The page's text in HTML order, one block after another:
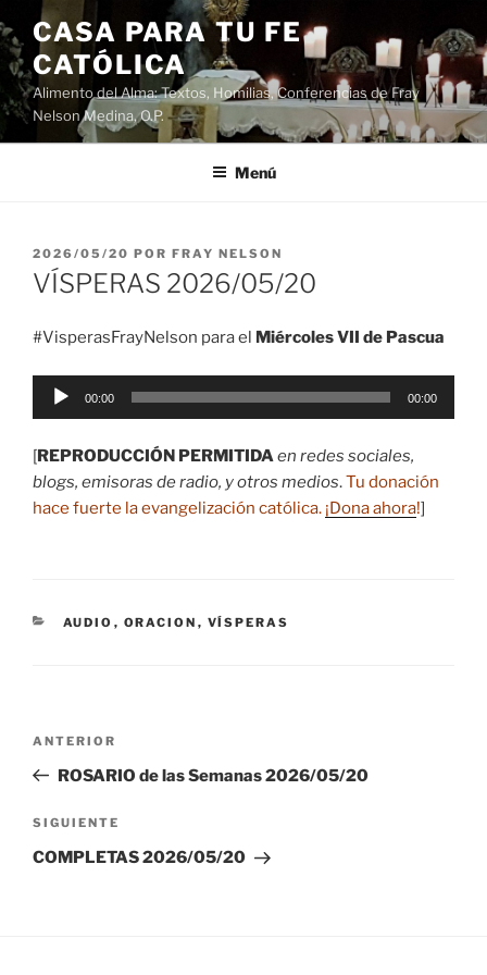
Saltar
al
contenido
CASA PARA TU FE
CATÓLICA
Alimento del Alma: Textos, Homilias, Conferencias de Fray
Nelson Medina, O.P.
Menú
PUBLICADO
EL
2026/05/20 POR FRAY NELSON
VÍSPERAS 2026/05/20
#VisperasFrayNelson para el Miércoles VII de Pascua
Reproductor
00:00 00:00
[REPRODUCCIÓN PERMITIDAen redes sociales,
blogs, emisoras de radio, y otros medios.Tu donación
hace fuerte la evangelización católica. ¡Dona ahora!]
CATEGORÍAS
AUDIO , ORACION , VÍSPERAS
entradas
Entrada
anterior:
ANTERIOR
ROSARIO de las Semanas 2026/05/20
Siguiente
entrada
SIGUIENTE
COMPLETAS 2026/05/20